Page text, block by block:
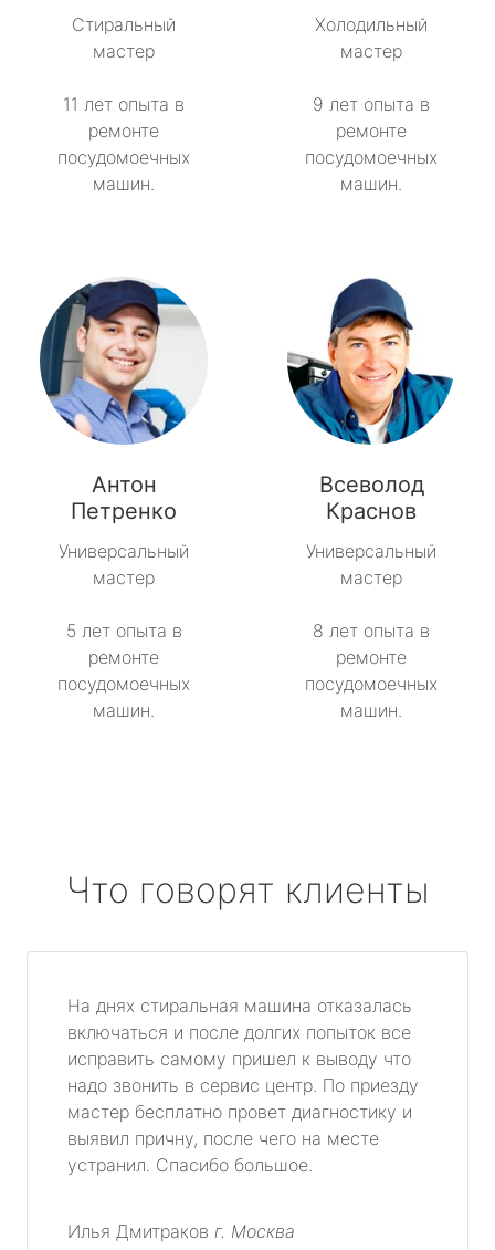
Стиральный
мастер
11 лет опыта в
ремонте
посудомоечных
машин.
Холодильный
мастер
9 лет опыта в
ремонте
посудомоечных
машин.
Антон
Петренко
Универсальный
мастер
5 лет опыта в
ремонте
посудомоечных
машин.
Всеволод
Краснов
Универсальный
мастер
8 лет опыта в
ремонте
посудомоечных
машин.
Что говорят клиенты
На днях стиральная машина отказалась
включаться и после долгих попыток все
исправить самому пришел к выводу что
надо звонить в сервис центр. По приезду
мастер бесплатно провет диагностику и
выявил причну, после чего на месте
устранил. Спасибо большое.
Илья Дмитраков г. Москва